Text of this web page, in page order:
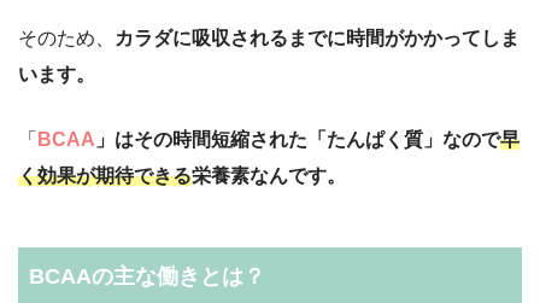
そのため、
カラダに吸収されるまでに時間がかかってしま
います。
「 BCAA 」はその時間短縮された「たんぱく質」なので早
く効果が期待できる栄養素なんです。
BCAAの主な働きとは？